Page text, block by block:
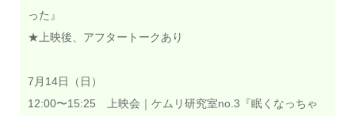
った』
★上映後、アフタートークあり
7月14日（日）
12:00〜15:25 上映会｜ケムリ研究室no.3『眠くなっちゃ